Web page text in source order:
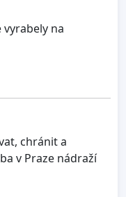
na
chránit a
v Praze nádraží